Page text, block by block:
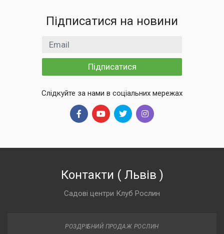
Підписатися на новини
Email
Підписатися
Слідкуйте за нами в соціальних мережах
Контакти ( Львів )
Садові центри Клуб Рослин
РОЗДРІБНИЙ ПРОДАЖ РОСЛИН